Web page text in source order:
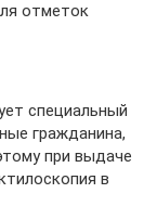
отметок
специальный
гражданина,
при выдаче
в